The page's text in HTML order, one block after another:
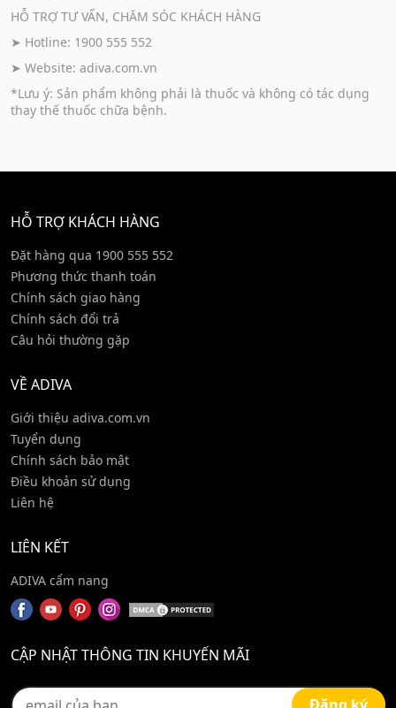
HỖ TRỢ TƯ VẤN, CHĂM SÓC KHÁCH HÀNG
➤ Hotline: 1900 555 552
➤ Website: adiva.com.vn
*Lưu ý: Sản phẩm không phải là thuốc và không có tác dụng
thay thế thuốc chữa bệnh.
HỖ TRỢ KHÁCH HÀNG
Đặt hàng qua 1900 555 552
Phương thức thanh toán
Chính sách giao hàng
Chính sách đổi trả
Câu hỏi thường gặp
VỀ ADIVA
Giới thiệu adiva.com.vn
Tuyển dụng
Chính sách bảo mật
Điều khoản sử dụng
Liên hệ
LIÊN KẾT
ADIVA cẩm nang
CẬP NHẬT THÔNG TIN KHUYẾN MÃI